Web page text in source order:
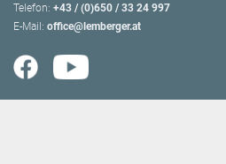
Telefon: +43 / (0)650 / 33 24 997
E-Mail: office@lemberger.at